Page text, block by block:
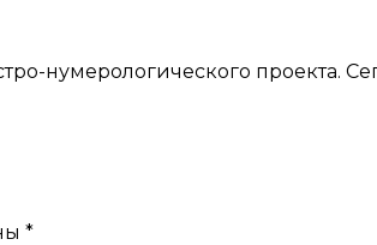
нумерологического проекта.
*